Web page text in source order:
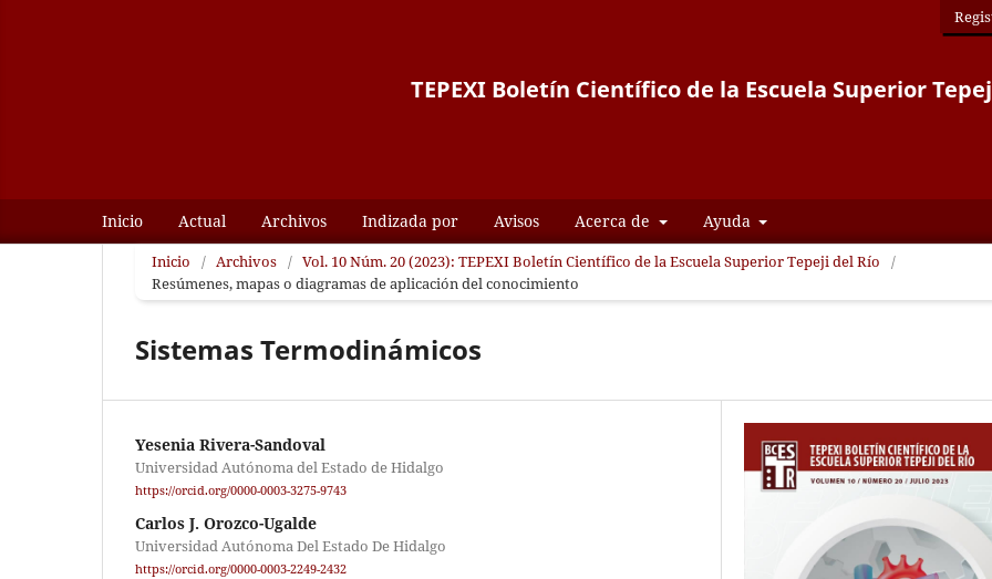
TEPEXI Boletín Científico de la Escuela Superior
Inicio Actual Archivos Indizada por Avisos Acerca de Ayuda
Inicio / Archivos / Vol. 10 Núm. 20 (2023): TEPEXI Boletín Científico de la Escuela Superior Tepeji del Río
/
Resúmenes, mapas o diagramas de aplicación del conocimiento
Sistemas Termodinámicos
Yesenia Rivera-Sandoval
Universidad Autónoma del Estado de Hidalgo
https://orcid.org/0000-0003-3275-9743
Carlos J. Orozco-Ugalde
Universidad Autónoma Del Estado De Hidalgo
https://orcid.org/0000-0003-2249-2432